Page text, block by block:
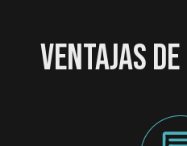
VENTAJAS